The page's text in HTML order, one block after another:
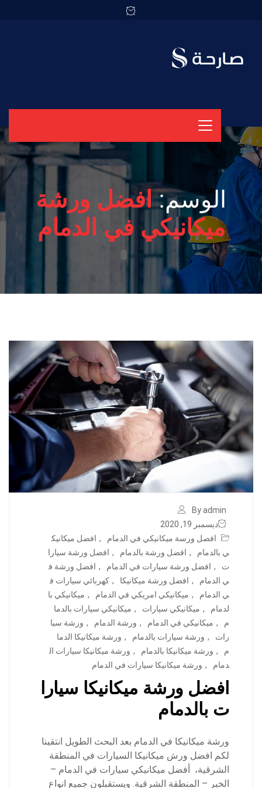
الوسم:افضل ورشة
ميكانيكي في الدمام
By admin
ديسمبر 19, 2020
افصل ورسة ميكانيكي في الدمام
, افضل ميكانيك
ي بالدمام
, افضل ورشة بالدمام , افضل ورشة سيارا
ت
, افضل ورشة سيارات في الدمام , افضل ورشة ف
ي الدمام
, افضل ورشة ميكانيكا , كهربائي سيارات ف
ي الدمام
, ميكانيكي امريكي في الدمام , ميكانيكي با
لدمام
, ميكانيكي سيارات , ميكانيكي سيارات بالدما
م
, ميكانيكي في الدمام , ورشة الدمام , ورشة سيا
رات
, ورشة سيارات بالدمام , ورشة ميكانيكا الدما
م
, ورشة ميكانيكا بالدمام , ورشة ميكانيكا سيارات ال
دمام
, ورشة ميكانيكا سيارات في الدمام
افضل ورشة ميكانيكا سيارا
ت بالدمام
ورشة ميكانيكا في الدمام بعد البحث الطويل انتقينا
لكم افضل ورش ميكانيكا السيارات في المنطقة
الشرقية، أفضل ميكانيكي سيارات في الدمام –
الخبر – المنطقة الشرقية. ويستقبلون جميع انواع